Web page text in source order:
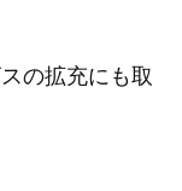
の拡充にも取